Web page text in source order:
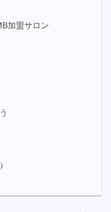
加盟サロン